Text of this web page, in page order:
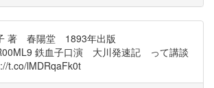
著 春陽堂 1893年出版
鉄血子口演 大川発速記 って講談
t.co/lMDRqaFk0t